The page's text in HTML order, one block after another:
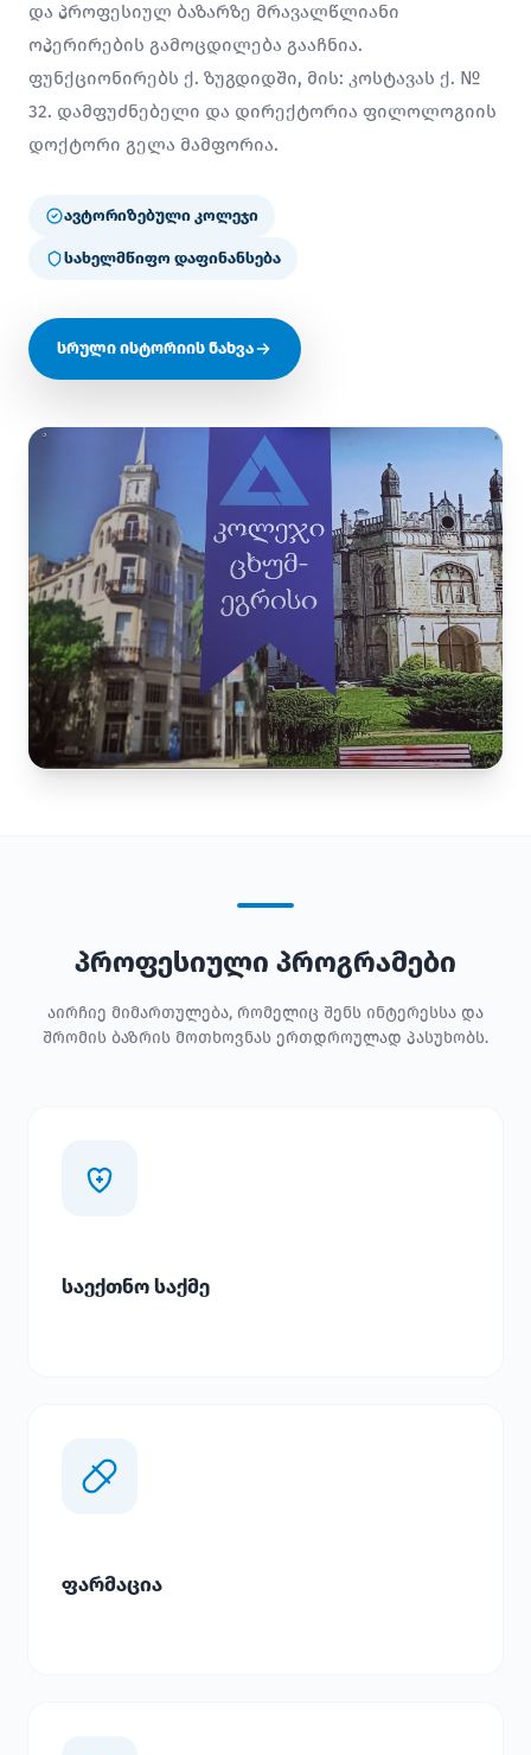
და პროფესიულ ბაზარზე მრავალწლიანი
ოპერირების გამოცდილება გააჩნია.
ფუნქციონირებს ქ. ზუგდიდში, მის: კოსტავას ქ. №
32. დამფუძნებელი და დირექტორია ფილოლოგიის
დოქტორი გელა მამფორია.
ავტორიზებული კოლეჯი
სახელმწიფო დაფინანსება
სრული ისტორიის ნახვა
პროფესიული პროგრამები
აირჩიე მიმართულება, რომელიც შენს ინტერესსა და
შრომის ბაზრის მოთხოვნას ერთდროულად პასუხობს.
საექთნო საქმე
ფარმაცია